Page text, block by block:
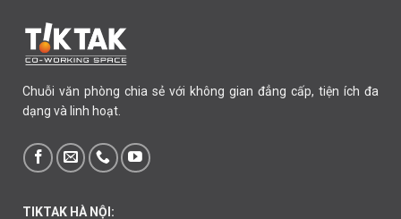
Chuỗi văn phòng chia sẻ với không gian đẳng cấp, tiện ích đa
dạng và linh hoạt.
TIKTAK HÀ NỘI: